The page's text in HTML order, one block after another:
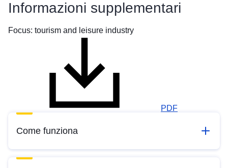
Informazioni supplementari
Focus: tourism and leisure industry
PDF
Come funziona